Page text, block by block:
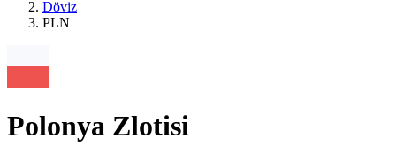
Döviz
PLN
Polonya Zlotisi